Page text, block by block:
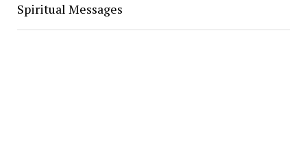
Spiritual Messages